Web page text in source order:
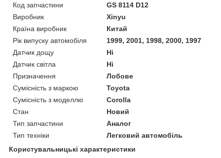
Код запчастини
GS 8114 D12
Виробник
Xinyu
Країна виробник
Китай
Рік випуску автомобіля
1999, 2001, 1998, 2000, 1997
Датчик дощу
Ні
Датчик світла
Ні
Призначення
Лобове
Сумісність з маркою
Toyota
Сумісність з моделлю
Corolla
Стан
Новий
Тип запчастини
Аналог
Тип техніки
Легковий автомобіль
Користувальницькі характеристики